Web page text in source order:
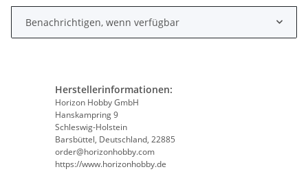
Benachrichtigen, wenn verfügbar
Herstellerinformationen:
Horizon Hobby GmbH
Hanskampring 9
Schleswig-Holstein
Barsbüttel, Deutschland, 22885
order@horizonhobby.com
https://www.horizonhobby.de